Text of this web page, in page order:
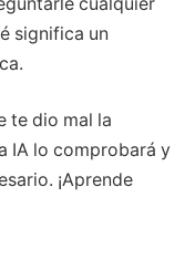
significa un
te dio mal la
IA lo comprobará y
¡Aprende